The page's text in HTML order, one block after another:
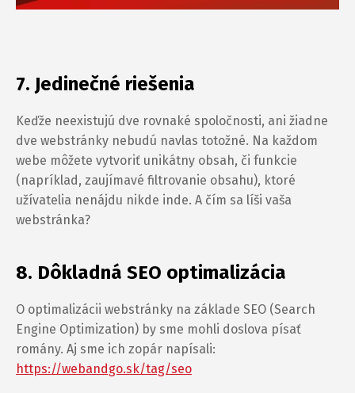
7. Jedinečné riešenia
Keďže neexistujú dve rovnaké spoločnosti, ani žiadne
dve webstránky nebudú navlas totožné. Na každom
webe môžete vytvoriť unikátny obsah, či funkcie
(napríklad, zaujímavé filtrovanie obsahu), ktoré
užívatelia nenájdu nikde inde. A čím sa líši vaša
webstránka?
8. Dôkladná SEO optimalizácia
O optimalizácii webstránky na základe SEO (Search
Engine Optimization) by sme mohli doslova písať
romány. Aj sme ich zopár napísali:
https://webandgo.sk/tag/seo